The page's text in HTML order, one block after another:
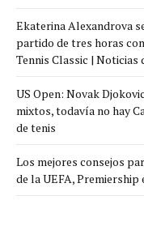
Ekaterina Alexandrova
partido de tres horas
Tennis Classic | Noticias
US Open: Novak
mixtos, todavía no hay
de tenis
Los mejores consejos
de la UEFA, Premiership